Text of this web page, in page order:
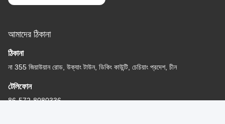
আমাদের ঠিকানা
ঠিকানা
না 355 জিয়াউয়ান রোড, উক্যাং টাউন, ডিকিং কাউন্টি, চেচিয়াং প্রদেশ, চীন
টেলিফোন
86-572-8080336